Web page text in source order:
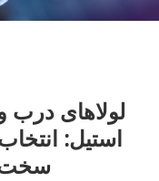
لولاهای
استیل:
سخت